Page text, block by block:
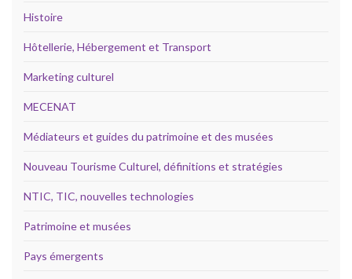
Histoire
Hôtellerie, Hébergement et Transport
Marketing culturel
MECENAT
Médiateurs et guides du patrimoine et des musées
Nouveau Tourisme Culturel, définitions et stratégies
NTIC, TIC, nouvelles technologies
Patrimoine et musées
Pays émergents